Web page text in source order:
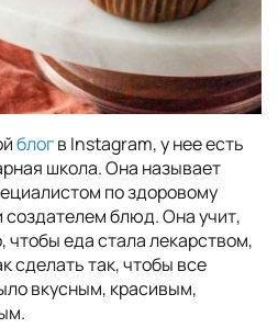
блогв Instagram, у нее есть
школа. Она называет
по здоровому
создателем блюд. Она учит,
чтобы еда стала лекарством,
сделать так, чтобы все
вкусным, красивым,